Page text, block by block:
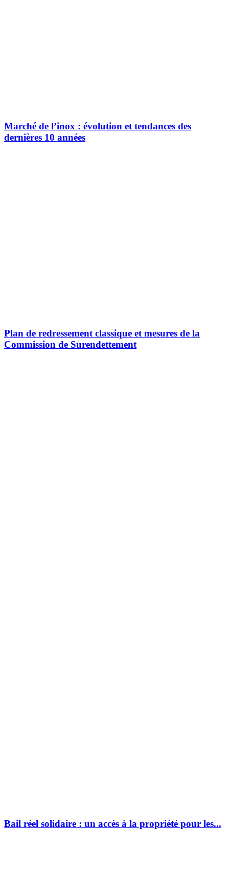
Marché de l’inox : évolution et tendances des
dernières 10 années
Plan de redressement classique et mesures de la
Commission de Surendettement
Bail réel solidaire : un accès à la propriété pour les...